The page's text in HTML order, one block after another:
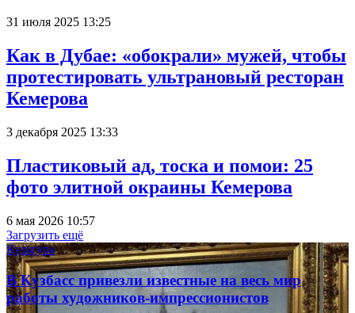
31 июля 2025 13:25
Как в Дубае: «обокрали» мужей, чтобы
протестировать ультрановый ресторан
Кемерова
3 декабря 2025 13:33
Пластиковый ад, тоска и помои: 25
фото элитной окраины Кемерова
6 мая 2026 10:57
Загрузить ещё
Культура
В Кузбасс привезли известные на весь мир
работы художников-импрессионистов